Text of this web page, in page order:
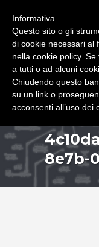
8e7b-
Informativa
Questo sito o gli
di cookie necessari al
nella cookie policy.
a tutti o ad alcuni
Chiudendo questo
su un link o
acconsenti all’uso dei